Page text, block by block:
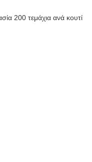
200 τεμάχια ανά κουτί